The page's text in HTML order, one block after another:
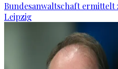
Bundesanwaltschaft
Leipzig